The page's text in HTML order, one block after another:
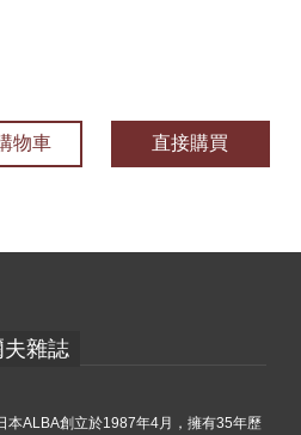
物車 直接購買
夫雜誌
本ALBA創立於1987年4月，擁有35年歷